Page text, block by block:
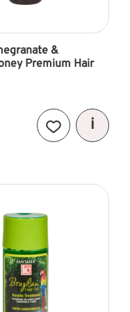
&
Premium Hair
Lägg till i